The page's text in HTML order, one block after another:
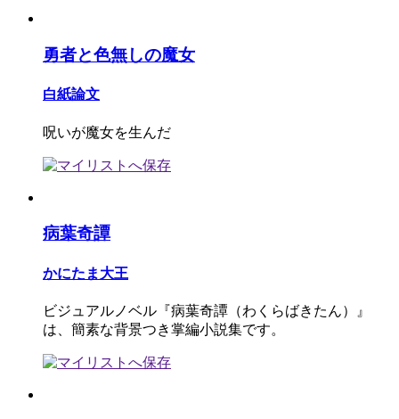
勇者と色無しの魔女
白紙論文
呪いが魔女を生んだ
病葉奇譚
かにたま大王
ビジュアルノベル『病葉奇譚（わくらばきたん）』
は、簡素な背景つき掌編小説集です。